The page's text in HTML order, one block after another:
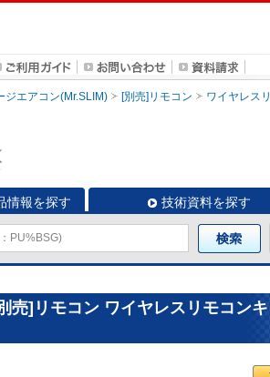
ジエアコン(Mr.SLIM) [別売]リモコン ワイヤレス
情報を探す 技術資料を探す
売]リモコン ワイヤレスリモコンキ